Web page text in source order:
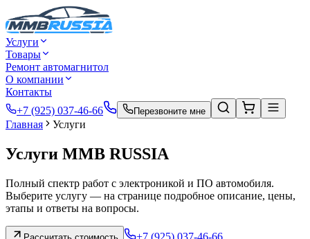
Услуги
Товары
Ремонт автомагнитол
О компании
Контакты
+7 (925) 037-46-66
Перезвоните мне
Главная Услуги
Услуги MMB RUSSIA
Полный спектр работ с электроникой и ПО автомобиля.
Выберите услугу — на странице подробное описание, цены,
этапы и ответы на вопросы.
+7 (925) 037-46-66